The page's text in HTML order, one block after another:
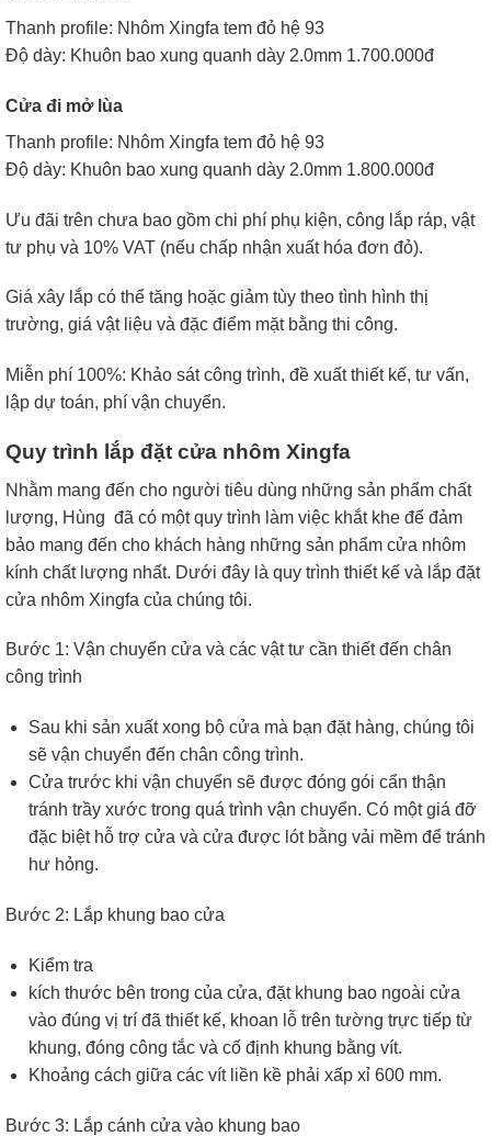
Thanh profile: Nhôm Xingfa tem đỏ hệ 93
Độ dày: Khuôn bao xung quanh dày 2.0mm 1.700.000đ
Cửa đi mở lùa
Thanh profile: Nhôm Xingfa tem đỏ hệ 93
Độ dày: Khuôn bao xung quanh dày 2.0mm 1.800.000đ
Ưu đãi trên chưa bao gồm chi phí phụ kiện, công lắp ráp, vật
tư phụ và 10% VAT (nếu chấp nhận xuất hóa đơn đỏ).
Giá xây lắp có thể tăng hoặc giảm tùy theo tình hình thị
trường, giá vật liệu và đặc điểm mặt bằng thi công.
Miễn phí 100%: Khảo sát công trình, đề xuất thiết kế, tư vấn,
lập dự toán, phí vận chuyển.
Quy trình lắp đặt cửa nhôm Xingfa
Nhằm mang đến cho người tiêu dùng những sản phẩm chất
lượng, Hùng đã có một quy trình làm việc khắt khe để đảm
bảo mang đến cho khách hàng những sản phẩm cửa nhôm
kính chất lượng nhất. Dưới đây là quy trình thiết kế và lắp đặt
cửa nhôm Xingfa của chúng tôi.
Bước 1: Vận chuyển cửa và các vật tư cần thiết đến chân
công trình
Sau khi sản xuất xong bộ cửa mà bạn đặt hàng, chúng tôi
sẽ vận chuyển đến chân công trình.
Cửa trước khi vận chuyển sẽ được đóng gói cẩn thận
tránh trầy xước trong quá trình vận chuyển. Có một giá đỡ
đặc biệt hỗ trợ cửa và cửa được lót bằng vải mềm để tránh
hư hỏng.
Bước 2: Lắp khung bao cửa
Kiểm tra
kích thước bên trong của cửa, đặt khung bao ngoài cửa
vào đúng vị trí đã thiết kế, khoan lỗ trên tường trực tiếp từ
khung, đóng công tắc và cố định khung bằng vít.
Khoảng cách giữa các vít liền kề phải xấp xỉ 600 mm.
Bước 3: Lắp cánh cửa vào khung bao